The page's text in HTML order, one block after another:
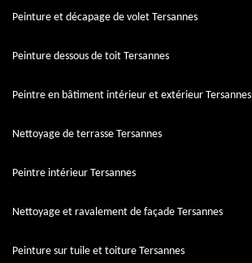
Peinture et décapage de volet Tersannes
Peinture dessous de toit Tersannes
Peintre en bâtiment intérieur et extérieur Tersannes
Nettoyage de terrasse Tersannes
Peintre intérieur Tersannes
Nettoyage et ravalement de façade Tersannes
Peinture sur tuile et toiture Tersannes